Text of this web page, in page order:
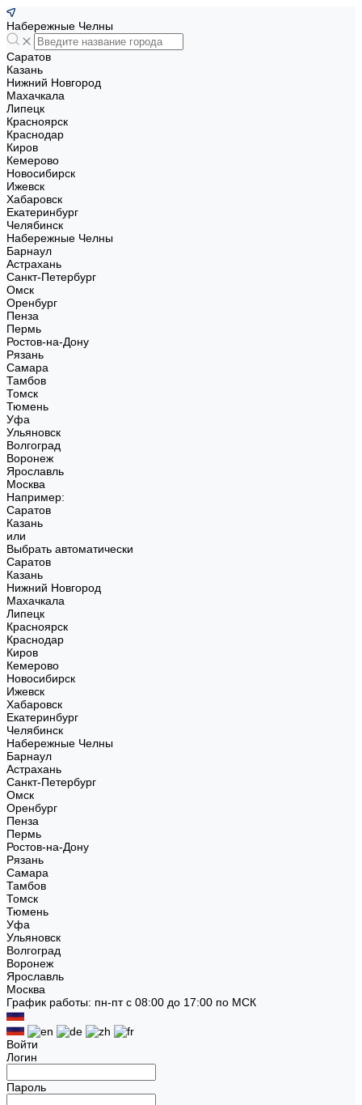
Набережные Челны
Саратов
Казань
Нижний Новгород
Махачкала
Липецк
Красноярск
Краснодар
Киров
Кемерово
Новосибирск
Ижевск
Хабаровск
Екатеринбург
Челябинск
Набережные Челны
Барнаул
Астрахань
Санкт-Петербург
Омск
Оренбург
Пенза
Пермь
Ростов-на-Дону
Рязань
Самара
Тамбов
Томск
Тюмень
Уфа
Ульяновск
Волгоград
Воронеж
Ярославль
Москва
Например:
Саратов
Казань
или
Выбрать автоматически
Саратов
Казань
Нижний Новгород
Махачкала
Липецк
Красноярск
Краснодар
Киров
Кемерово
Новосибирск
Ижевск
Хабаровск
Екатеринбург
Челябинск
Набережные Челны
Барнаул
Астрахань
Санкт-Петербург
Омск
Оренбург
Пенза
Пермь
Ростов-на-Дону
Рязань
Самара
Тамбов
Томск
Тюмень
Уфа
Ульяновск
Волгоград
Воронеж
Ярославль
Москва
График работы: пн-пт с 08:00 до 17:00 по МСК
Войти
Логин
Пароль